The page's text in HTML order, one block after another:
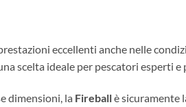
eccellenti anche nelle
scelta ideale per pescatori esperti
dimensioni, la Fireballè sicuramente